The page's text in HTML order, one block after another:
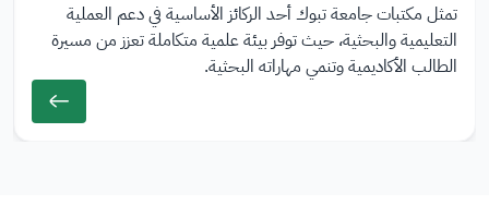
الو
ص
ف
تمثل مكتبات جامعة تبوك أحد الركائز الأساسية في دعم العملية
التعليمية والبحثية، حيث توفر بيئة علمية متكاملة تعزز من مسيرة
الطالب الأكاديمية وتنمي مهاراته البحثية.